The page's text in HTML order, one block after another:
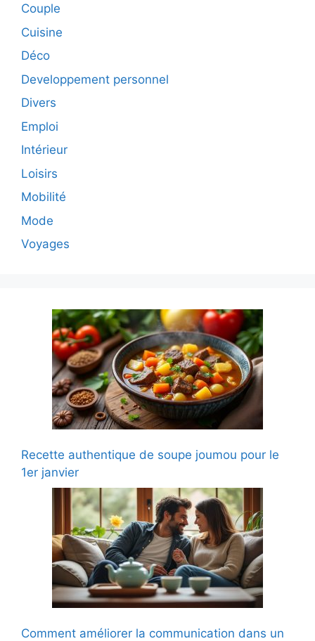
Couple
Cuisine
Déco
Developpement personnel
Divers
Emploi
Intérieur
Loisirs
Mobilité
Mode
Voyages
Recette authentique de soupe joumou pour le
1er janvier
Comment améliorer la communication dans un